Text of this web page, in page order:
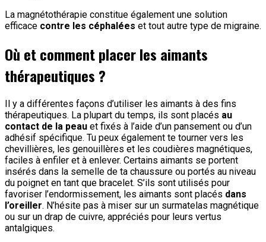
La magnétothérapie constitue également une solution
efficace contre les céphalées et tout autre type de migraine.
Où et comment placer les aimants
thérapeutiques ?
Il y a différentes façons d’utiliser les aimants à des fins
thérapeutiques. La plupart du temps, ils sont placés au
contact de la peau et fixés à l’aide d’un pansement ou d’un
adhésif spécifique. Tu peux également te tourner vers les
chevillières, les genouillères et les coudières magnétiques,
faciles à enfiler et à enlever. Certains aimants se portent
insérés dans la semelle de ta chaussure ou portés au niveau
du poignet en tant que bracelet. S’ils sont utilisés pour
favoriser l’endormissement, les aimants sont placés dans
l’oreiller. N’hésite pas à miser sur un surmatelas magnétique
ou sur un drap de cuivre, appréciés pour leurs vertus
antalgiques.